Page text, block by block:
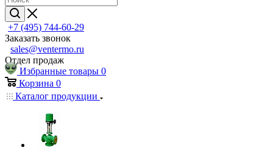
+7 (495) 744-60-29
Заказать звонок
sales@ventermo.ru
Отдел продаж
Избранные товары 0
Корзина 0
Каталог продукции